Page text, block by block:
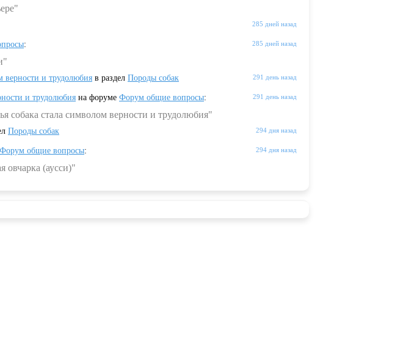
285 дней назад
285 дней назад
:
291 день назад
верности и трудолюбия в раздел Породы собак
291 день назад
и трудолюбия на форуме Форум общие вопросы:
собака стала символом верности и трудолюбия"
294 дня назад
Породы собак
294 дня назад
Форум общие вопросы:
овчарка (аусси)"